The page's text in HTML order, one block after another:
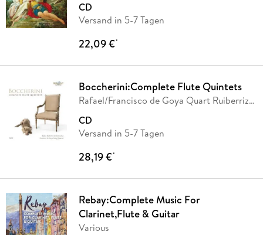
CD
Versand in 5-7 Tagen
22,09 €*
Boccherini:Complete Flute Quintets
Rafael/Francisco de Goya Quart Ruiberriz
CD
Versand in 5-7 Tagen
28,19 €*
Rebay:Complete Music For
Clarinet,Flute & Guitar
Various